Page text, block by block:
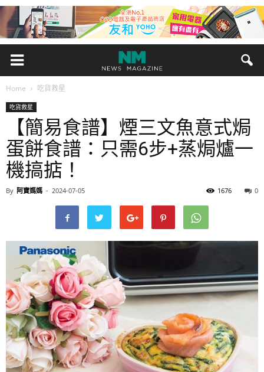
Home 吃貨救星
吃貨救星
【簡易食譜】煙三文魚意式焗
蛋餅食譜：只需6步+蒸焗爐一
機搞掂！
By 阿寶媽媽 - 2024-07-05 0
1676